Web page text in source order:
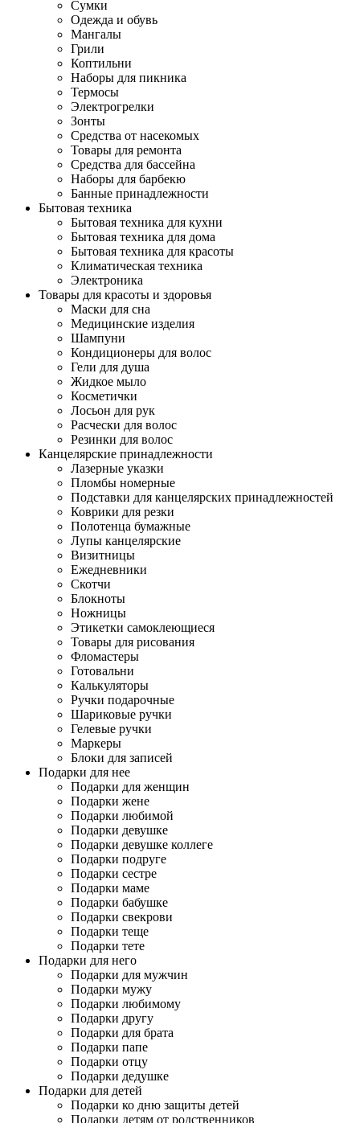
Сумки
Одежда и обувь
Мангалы
Грили
Коптильни
Наборы для пикника
Термосы
Электрогрелки
Зонты
Средства от насекомых
Товары для ремонта
Средства для бассейна
Наборы для барбекю
Банные принадлежности
Бытовая техника
Бытовая техника для кухни
Бытовая техника для дома
Бытовая техника для красоты
Климатическая техника
Электроника
Товары для красоты и здоровья
Маски для сна
Медицинские изделия
Шампуни
Кондиционеры для волос
Гели для душа
Жидкое мыло
Косметички
Лосьон для рук
Расчески для волос
Резинки для волос
Канцелярские принадлежности
Лазерные указки
Пломбы номерные
Подставки для канцелярских принадлежностей
Коврики для резки
Полотенца бумажные
Лупы канцелярские
Визитницы
Ежедневники
Скотчи
Блокноты
Ножницы
Этикетки самоклеющиеся
Товары для рисования
Фломастеры
Готовальни
Калькуляторы
Ручки подарочные
Шариковые ручки
Гелевые ручки
Маркеры
Блоки для записей
Подарки для нее
Подарки для женщин
Подарки жене
Подарки любимой
Подарки девушке
Подарки девушке коллеге
Подарки подруге
Подарки сестре
Подарки маме
Подарки бабушке
Подарки свекрови
Подарки теще
Подарки тете
Подарки для него
Подарки для мужчин
Подарки мужу
Подарки любимому
Подарки другу
Подарки для брата
Подарки папе
Подарки отцу
Подарки дедушке
Подарки для детей
Подарки ко дню защиты детей
Подарки детям от родственников